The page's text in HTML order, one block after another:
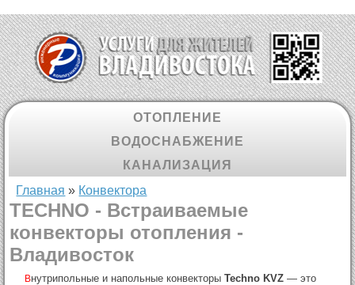
ОТОПЛЕНИЕ
ВОДОСНАБЖЕНИЕ
КАНАЛИЗАЦИЯ
Вы здесь
Главная » Конвектора
TECHNO - Встраиваемые
конвекторы отопления -
Владивосток
Внутрипольные и напольные конвекторыTechno KVZ — это